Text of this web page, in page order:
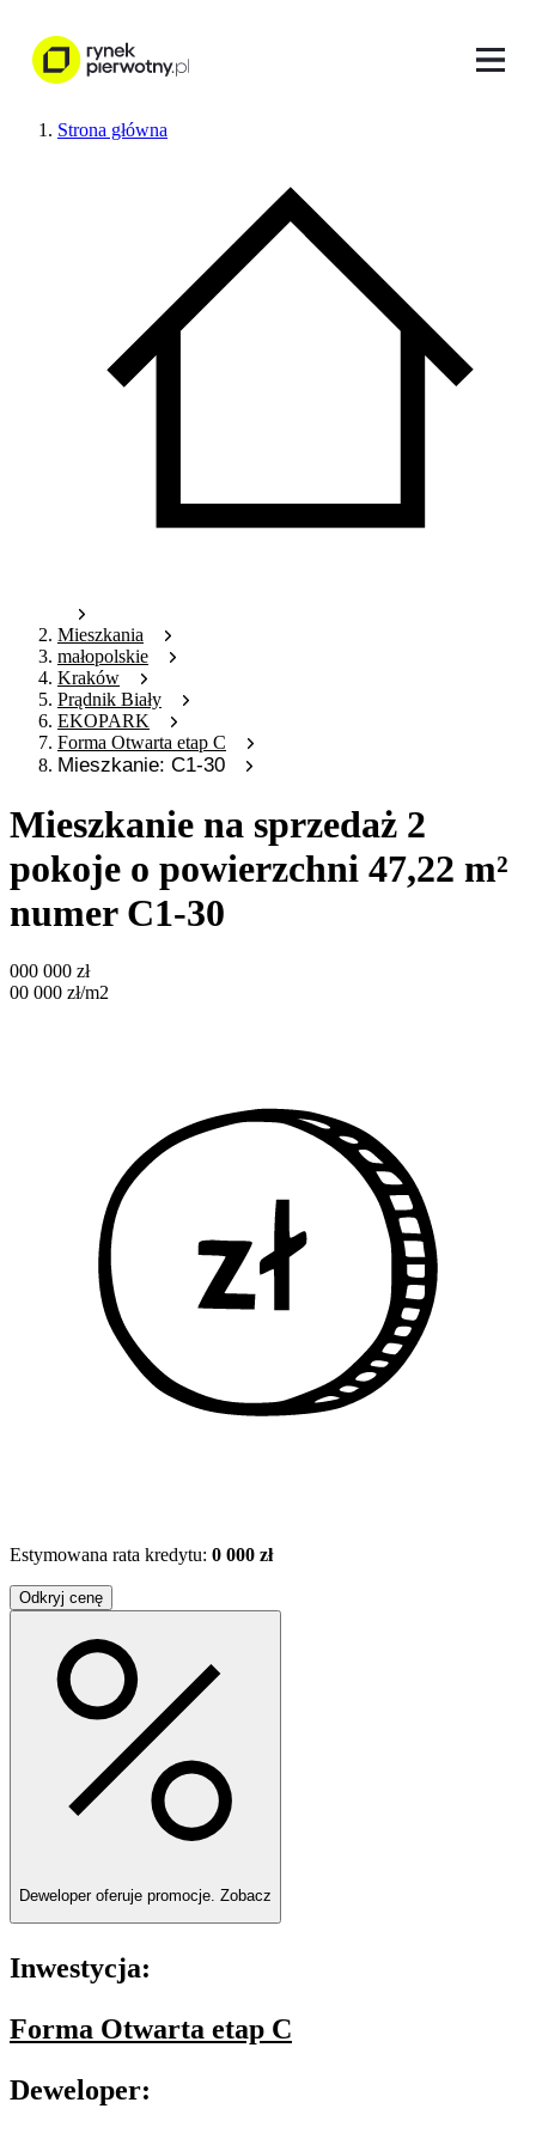
Strona główna
Mieszkania
małopolskie
Kraków
Prądnik Biały
EKOPARK
Forma Otwarta etap C
Mieszkanie: C1-30
Mieszkanie na sprzedaż 2
pokoje o powierzchni 47,22 m²
numer C1-30
000 000 zł
00 000 zł/m2
Estymowana rata kredytu: 0 000 zł
Odkryj cenę
Deweloper oferuje promocje. Zobacz
Inwestycja:
Forma Otwarta etap C
Deweloper: